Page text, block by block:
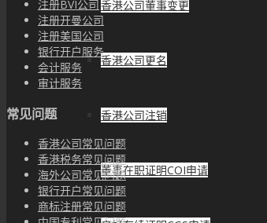
香港公司董事变更
香港公司更名
香港公司注销
董事在职证明COI申请
注册BVI公司
注册开曼公司
注册美国公司
银行开户服务
会计服务
审计服务
常见问题
香港公司常见问题
香港税务常见问题
海外公司常见问题
银行开户常见问题
商标注册常见问题